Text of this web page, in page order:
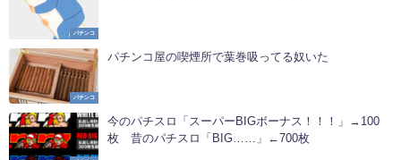
パチンコ
パチンコ
パチンコ屋の喫煙所で葉巻吸ってる奴いた
今のパチスロ「スーパーBIGボーナス！！！」→100
枚 昔のパチスロ「BIG……」←700枚